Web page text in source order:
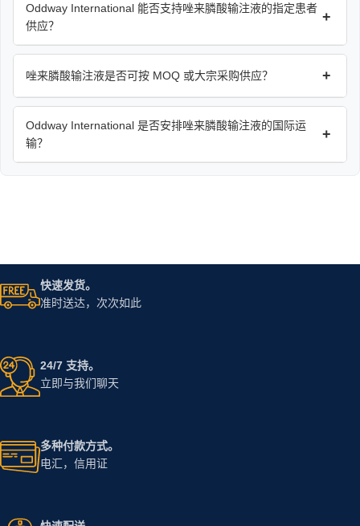
Oddway International 能否支持唑来膦酸输注液的指定患者
供应？
+
唑来膦酸输注液是否可按 MOQ 或大宗采购供应？ +
Oddway International 是否安排唑来膦酸输注液的国际运
输？
+
快速发货。
准时送达，次次如此
24/7 支持。
立即与我们聊天
多种付款方式。
电汇，信用证